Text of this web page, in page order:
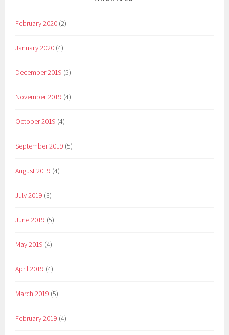
February 2020 (2)
January 2020 (4)
December 2019 (5)
November 2019 (4)
October 2019 (4)
September 2019 (5)
August 2019 (4)
July 2019 (3)
June 2019 (5)
May 2019 (4)
April 2019 (4)
March 2019 (5)
February 2019 (4)